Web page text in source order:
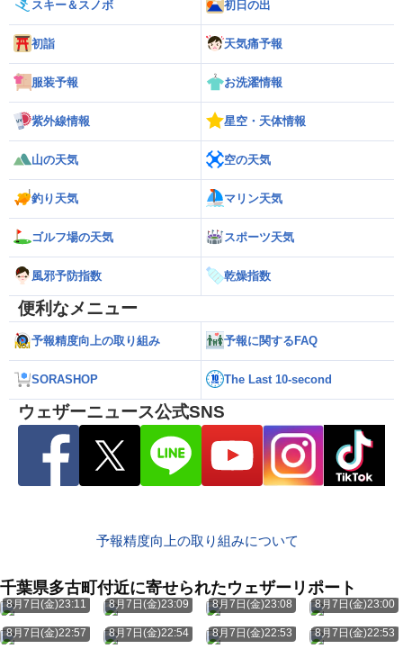
スキー＆スノボ 初日の出
初詣 天気痛予報
服装予報 お洗濯情報
紫外線情報 星空・天体情報
山の天気 空の天気
釣り天気 マリン天気
ゴルフ場の天気 スポーツ天気
風邪予防指数 乾燥指数
便利なメニュー
予報精度向上の取り組み 予報に関するFAQ
SORASHOP The Last 10-second
ウェザーニュース公式SNS
予報精度向上の取り組みについて
千葉県多古町付近に寄せられたウェザーリポート
8月7日(金)23:11 8月7日(金)23:09 8月7日(金)23:08 8月7日(金)23:00
8月7日(金)22:57 8月7日(金)22:54 8月7日(金)22:53 8月7日(金)22:53